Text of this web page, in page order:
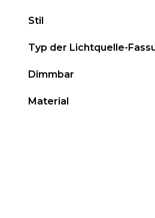
Stil
Typ der Lichtquelle-
Dimmbar
Material